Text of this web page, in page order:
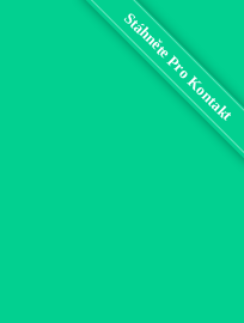
Stáhněte Pro Kontakt